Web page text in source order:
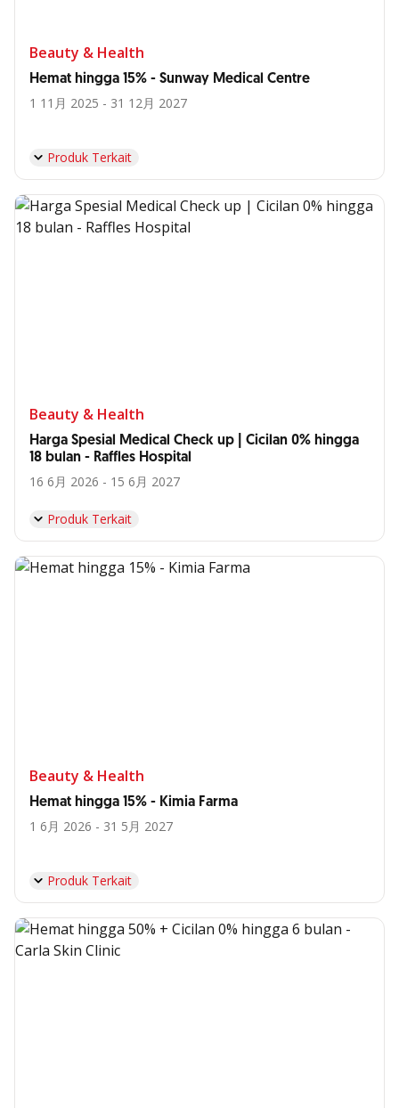
Beauty & Health
Hemat hingga 15% - Sunway Medical Centre
1 11月 2025 - 31 12月 2027
Produk Terkait
Beauty & Health
Harga Spesial Medical Check up | Cicilan 0% hingga
18 bulan - Raffles Hospital
16 6月 2026 - 15 6月 2027
Produk Terkait
Beauty & Health
Hemat hingga 15% - Kimia Farma
1 6月 2026 - 31 5月 2027
Produk Terkait